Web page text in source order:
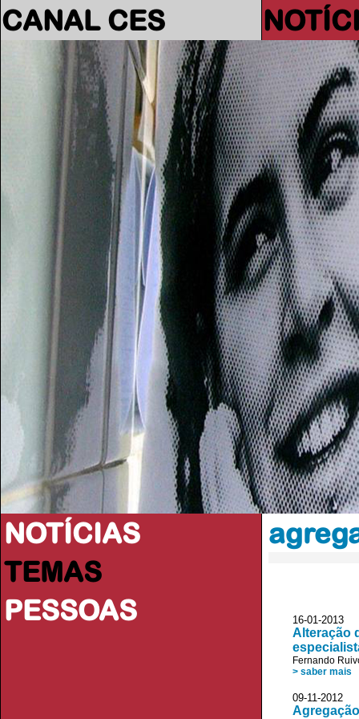
CANAL CES
NOTÍCIAS
TEMAS
PESSOAS
16-01-
Alteração
Fernando
> saber mais
09-11-